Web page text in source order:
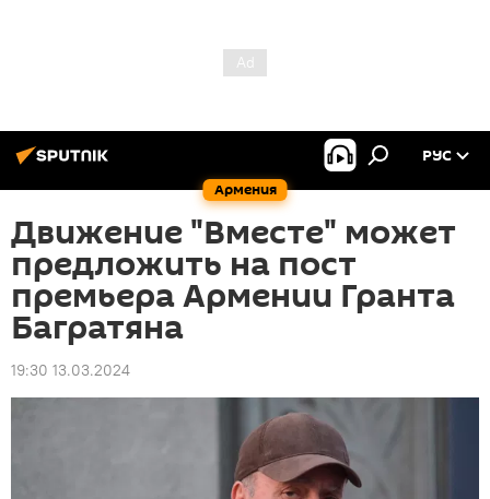
Армения
РУС
Движение "Вместе" может
предложить на пост
премьера Армении Гранта
Багратяна
19:30 13.03.2024